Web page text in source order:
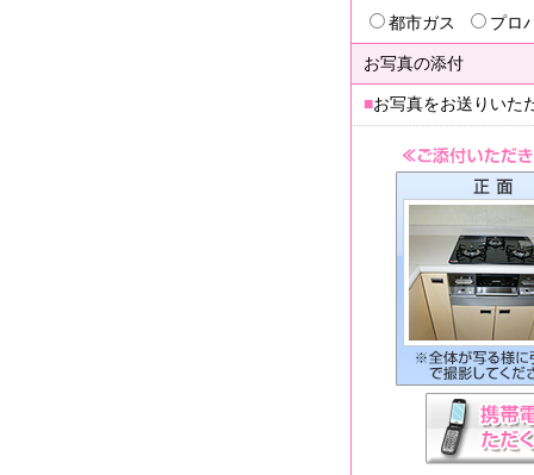
都市ガス プロ
お写真の添付
■お写真をお送りいた